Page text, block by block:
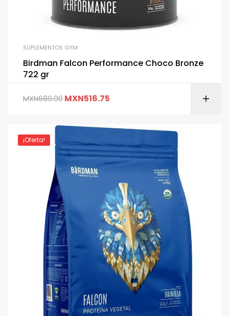
SUPLEMENTOS GYM
Birdman Falcon Performance Choco Bronze
722 gr
MXN689.00 MXN516.75
¡Oferta!